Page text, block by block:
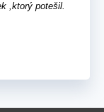
,ktorý potešil.